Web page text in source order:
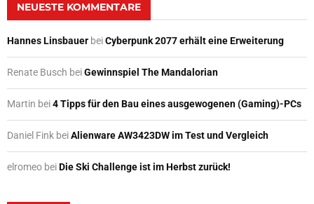
NEUESTE KOMMENTARE
Hannes Linsbauer beiCyberpunk 2077 erhält eine Erweiterung
Renate Busch beiGewinnspiel The Mandalorian
Martin bei4 Tipps für den Bau eines ausgewogenen (Gaming)-PCs
Daniel Fink beiAlienware AW3423DW im Test und Vergleich
elromeo beiDie Ski Challenge ist im Herbst zurück!